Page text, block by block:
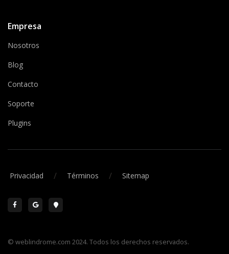
Empresa
Nosotros
Blog
Contacto
Soporte
Plugins
Privacidad / Términos / Sitemap
© weblindrome.com 2024. Todos los derechos reservados.